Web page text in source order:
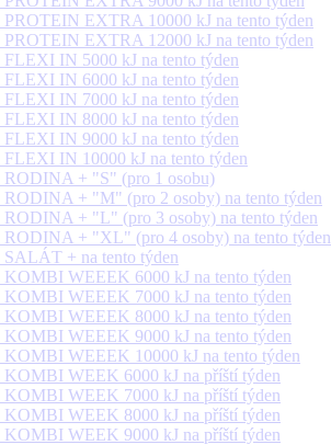
PROTEIN EXTRA 10000 kJ na tento týden
PROTEIN EXTRA 12000 kJ na tento týden
FLEXI IN 5000 kJ na tento týden
FLEXI IN 6000 kJ na tento týden
FLEXI IN 7000 kJ na tento týden
FLEXI IN 8000 kJ na tento týden
FLEXI IN 9000 kJ na tento týden
FLEXI IN 10000 kJ na tento týden
RODINA + "S" (pro 1 osobu)
RODINA + "M" (pro 2 osoby) na tento týden
RODINA + "L" (pro 3 osoby) na tento týden
RODINA + "XL" (pro 4 osoby) na tento týden
SALÁT + na tento týden
KOMBI WEEEK 6000 kJ na tento týden
KOMBI WEEEK 7000 kJ na tento týden
KOMBI WEEEK 8000 kJ na tento týden
KOMBI WEEEK 9000 kJ na tento týden
KOMBI WEEEK 10000 kJ na tento týden
KOMBI WEEK 6000 kJ na příští týden
KOMBI WEEK 7000 kJ na příští týden
KOMBI WEEK 8000 kJ na příští týden
KOMBI WEEK 9000 kJ na příští týden